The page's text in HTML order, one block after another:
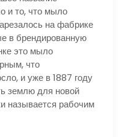
и то, что мыло
на фабрике
в брендированную
это мыло
что
и уже в 1887 году
землю для новой
называется рабочим